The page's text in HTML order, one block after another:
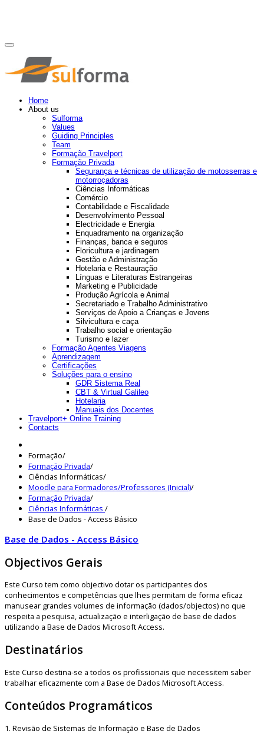
Home
About us
Sulforma
Values
Guiding Principles
Team
Formação Travelport
Formação Privada
Segurança e técnicas de utilização de motosserras e
motorroçadoras
Ciências Informáticas
Comércio
Contabilidade e Fiscalidade
Desenvolvimento Pessoal
Electricidade e Energia
Enquadramento na organização
Finanças, banca e seguros
Floricultura e jardinagem
Gestão e Administração
Hotelaria e Restauração
Línguas e Literaturas Estrangeiras
Marketing e Publicidade
Produção Agrícola e Animal
Secretariado e Trabalho Administrativo
Serviços de Apoio a Crianças e Jovens
Silvicultura e caça
Trabalho social e orientação
Turismo e lazer
Formação Agentes Viagens
Aprendizagem
Certificações
Soluções para o ensino
GDR Sistema Real
CBT & Virtual Galileo
Hotelaria
Manuais dos Docentes
Travelport+ Online Training
Contacts
Formação/
Formação Privada/
Ciências Informáticas/
Moodle para Formadores/Professores (Inicial)/
Formação Privada/
Ciências Informáticas /
Base de Dados - Access Básico
Base de Dados - Access Básico
Objectivos Gerais
Este Curso tem como objectivo dotar os participantes dos
conhecimentos e competências que lhes permitam de forma eficaz
manusear grandes volumes de informação (dados/objectos) no que
respeita a pesquisa, actualização e interligação de base de dados
utilizando a Base de Dados Microsoft Access.
Destinatários
Este Curso destina-se a todos os profissionais que necessitem saber
trabalhar eficazmente com a Base de Dados Microsoft Access.
Conteúdos Programáticos
1. Revisão de Sistemas de Informação e Base de Dados